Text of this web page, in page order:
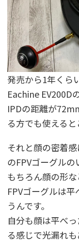
発売から1年くら
Eachine EV200D
IPDの距離が
る方でも使えると
それと顔の密着
のFPVゴーグルの
もちろん顔の形
FPVゴーグルは
うんです。
自分も顔は平べ
る感じで光漏れも